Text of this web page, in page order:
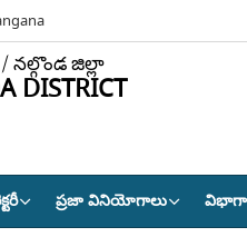
నల్గొండ జిల్లా
DISTRICT
ప్రజా వినియోగాలు